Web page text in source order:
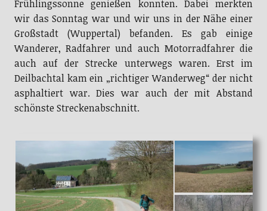
Frühlingssonne genießen konnten. Dabei merkten
wir das Sonntag war und wir uns in der Nähe einer
Großstadt (Wuppertal) befanden. Es gab einige
Wanderer, Radfahrer und auch Motorradfahrer die
auch auf der Strecke unterwegs waren. Erst im
Deilbachtal kam ein „richtiger Wanderweg“ der nicht
asphaltiert war. Dies war auch der mit Abstand
schönste Streckenabschnitt.